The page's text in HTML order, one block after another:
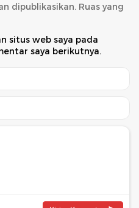
dipublikasikan. Ruas yang
situs web saya pada
saya berikutnya.